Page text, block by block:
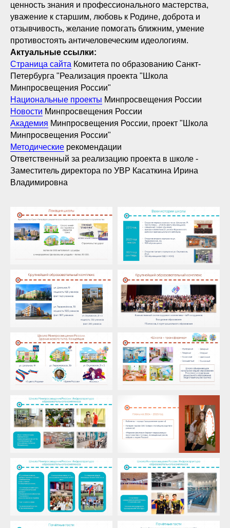
ценность знания и профессионального мастерства,
уважение к старшим, любовь к Родине, доброта и
отзывчивость, желание помогать ближним, умение
противостоять античеловеческим идеологиям.
Актуальные ссылки:
Страница сайта Комитета по образованию Санкт-
Петербурга "Реализация проекта "Школа
Минпросвещения России"
Национальные проекты Минпросвещения России
Новости Минпросвещения России
Академия Минпросвещения России, проект "Школа
Минпросвещения России"
Методические рекомендации
Ответственный за реализацию проекта в школе -
Заместитель директора по УВР Касаткина Ирина
Владимировна